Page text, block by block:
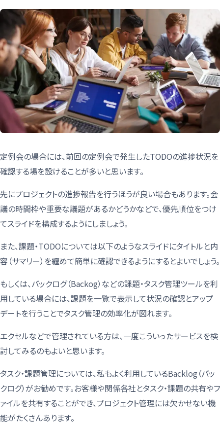
定例会の場合には、前回の定例会で発生したTODOの進捗状況を
確認する場を設けることが多いと思います。
先にプロジェクトの進捗報告を行うほうが良い場合もあります。会
議の時間枠や重要な議題があるかどうかなどで、優先順位をつけ
てスライドを構成するようにしましょう。
また、課題・TODOについては以下のようなスライドにタイトルと内
容（サマリー）を纏めて簡単に確認できるようにするとよいでしょう。
もしくは、バックログ（Backog）などの課題・タスク管理ツールを利
用している場合には、課題を一覧で表示して状況の確認とアップ
デートを行うことでタスク管理の効率化が図れます。
エクセルなどで管理されている方は、一度こういったサービスを検
討してみるのもよいと思います。
タスク・課題管理については、私もよく利用しているBacklog（バッ
クログ）がお勧めです。お客様や関係各社とタスク・課題の共有やフ
ァイルを共有することができ、プロジェクト管理には欠かせない機
能がたくさんあります。